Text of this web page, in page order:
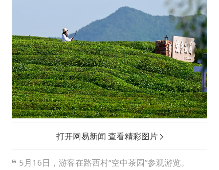
打开网易新闻 查看精彩图片
5月16日，游客在路西村“空中茶园”参观游览。